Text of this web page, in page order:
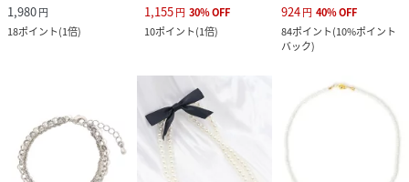
1,980円
18ポイント(1倍)
1,155円 30%OFF
10ポイント(1倍)
924円 40%OFF
84ポイント(10%ポイント
バック)